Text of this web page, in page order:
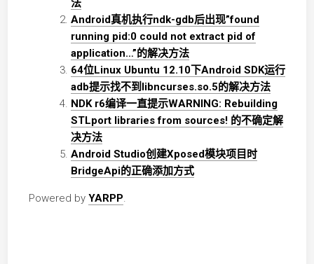
法
Android真机执行ndk-gdb后出现”found
running pid:0 could not extract pid of
application…”的解决方法
64位Linux Ubuntu 12.10下Android SDK运行
adb提示找不到libncurses.so.5的解决方法
NDK r6编译一直提示WARNING: Rebuilding
STLport libraries from sources! 的不确定解
决方法
Android Studio创建Xposed模块项目时
BridgeApi的正确添加方式
Powered by YARPP.